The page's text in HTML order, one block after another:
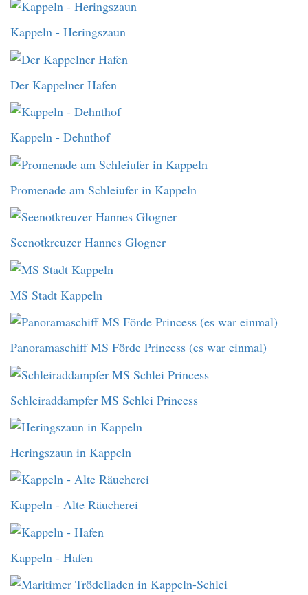
Kappeln - Heringszaun
Der Kappelner Hafen
Kappeln - Dehnthof
Promenade am Schleiufer in Kappeln
Seenotkreuzer Hannes Glogner
MS Stadt Kappeln
Panoramaschiff MS Förde Princess (es war einmal)
Schleiraddampfer MS Schlei Princess
Heringszaun in Kappeln
Kappeln - Alte Räucherei
Kappeln - Hafen